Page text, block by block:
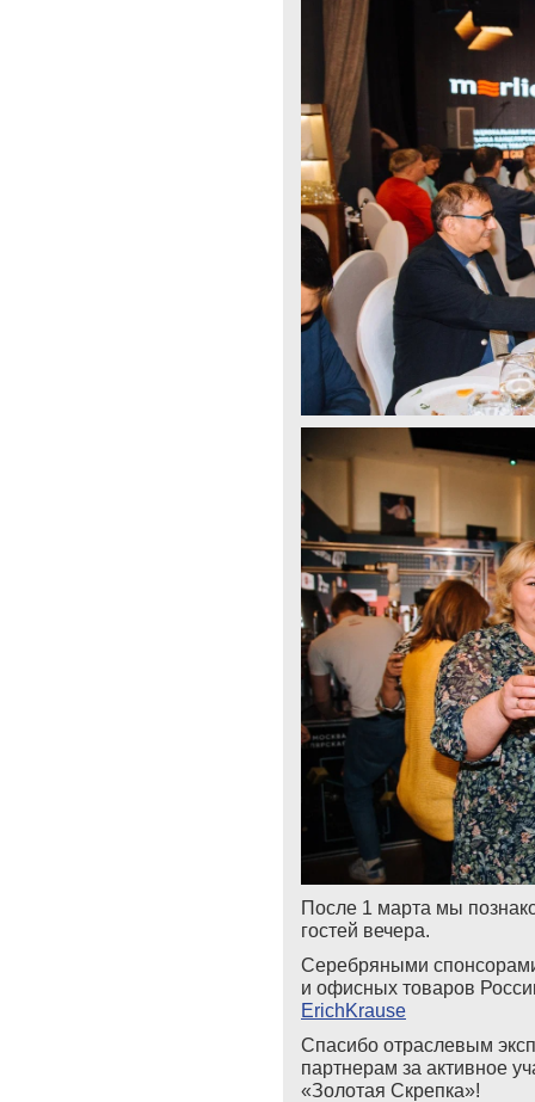
После 1 марта мы
гостей вечера.
Серебряными
и офисных товаров
ErichKrause
Спасибо отраслевым
партнерам за активное
«Золотая Скрепка»!